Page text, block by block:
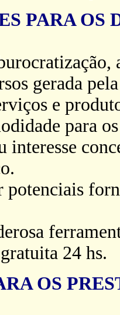
PARA OS
gerada
e
para
interesse
24 hs.
OS